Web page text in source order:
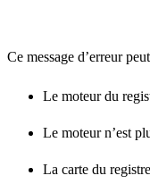
Ce message d’erreur
Le moteur du
Le moteur n’est
La carte du